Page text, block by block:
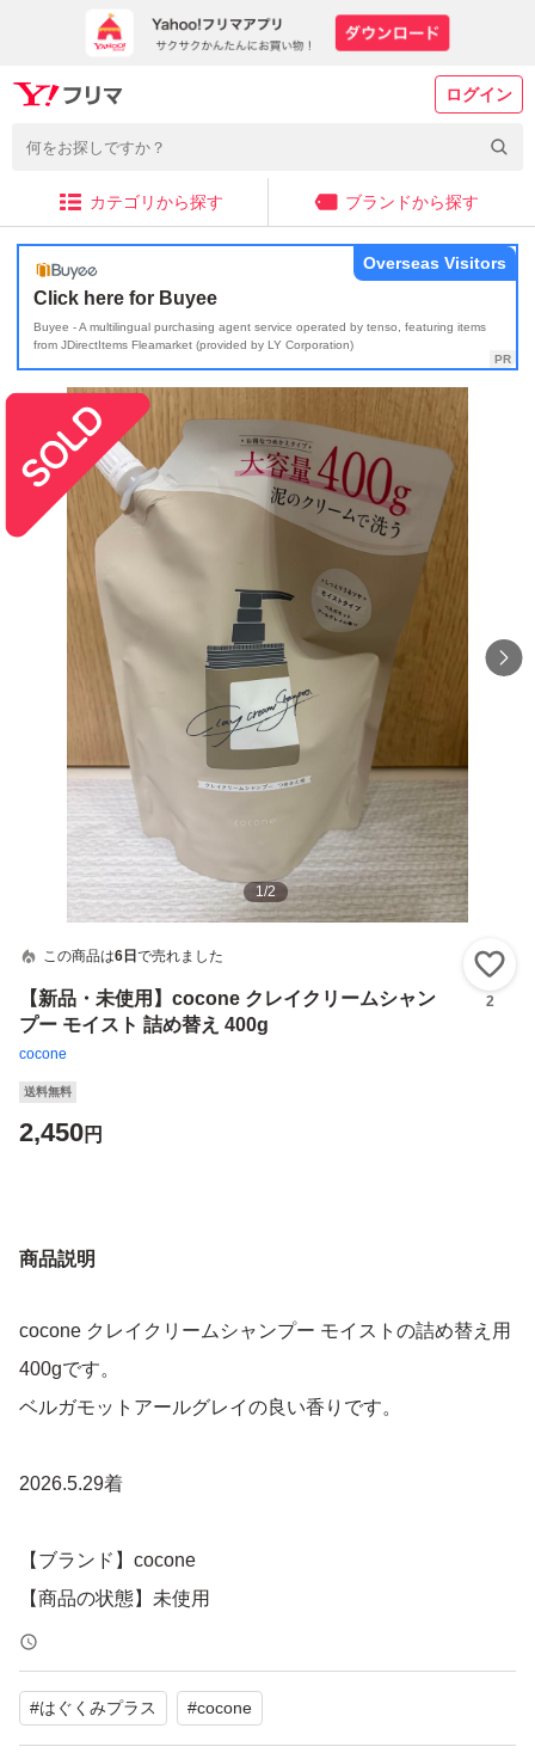
ログイン
カテゴリから探す ブランドから探す
Click here for Buyee
Buyee - A multilingual purchasing agent service operated by tenso, featuring items
from JDirectItems Fleamarket (provided by LY Corporation)
Overseas Visitors
1/2
この商品は6日 で売れました
【新品・未使用】cocone クレイクリームシャン
プー モイスト 詰め替え 400g
cocone
2
送料無料
2,450円
商品説明
cocone クレイクリームシャンプー モイストの詰め替え用
400gです。
ベルガモットアールグレイの良い香りです。
2026.5.29着
【ブランド】cocone
【商品の状態】未使用
【内容量】400g
【香り】ベルガモットアールグレイ
よろしくお願いいたします。
#はぐくみプラス #cocone